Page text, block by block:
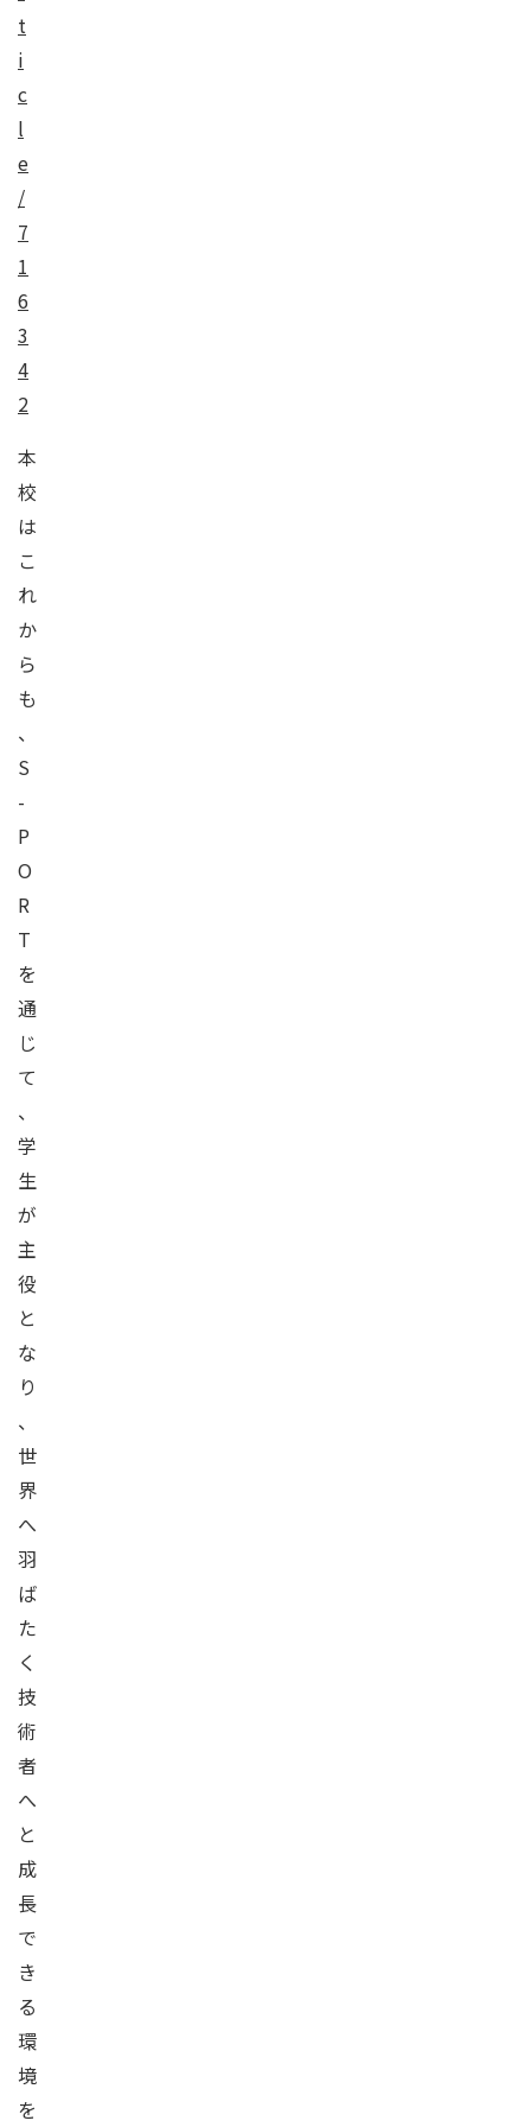
t
i
c
l
e
/
7
1
6
3
4
2
本
校
は
こ
れ
か
ら
も
、
S
-
P
O
R
T
を
通
じ
て
、
学
生
が
主
役
と
な
り
、
世
界
へ
羽
ば
た
く
技
術
者
へ
と
成
長
で
き
る
環
境
を